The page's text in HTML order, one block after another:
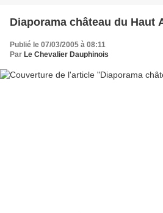
Diaporama château du Haut
Publié le 07/03/2005 à 08:11
Par Le Chevalier Dauphinois